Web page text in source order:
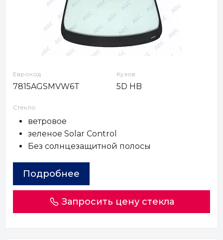
Еврокод
7815AGSMVW6T
Кузов
5D HB
Стекло
ветровое
зеленое Solar Control
Без солнцезащитной полосы
Подробнее
Запросить цену стекла